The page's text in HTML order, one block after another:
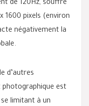
de 120Hz, souffre
1600 pixels (environ
négativement la
d’autres
photographique est
limitant à un